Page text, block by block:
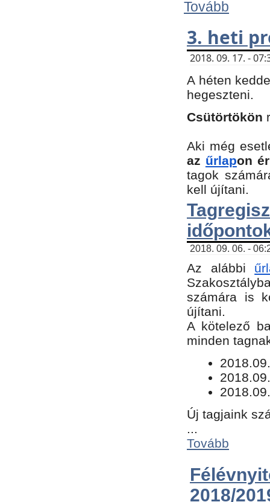
Tovább
3. heti
2018. 09. 17. -
A héten
hegeszteni.
Csütörtökön
Aki még
az űrlapon
tagok
kell újítani.
2018. 09. 06. -
Az alábbi
számára is
újítani.
​A kötelező
minden
Új tagjaink
...
Tovább
2018/